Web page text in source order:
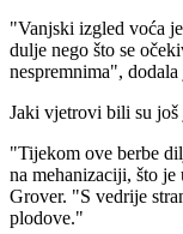
"Vanjski izgled voća
dulje nego što se
nespremnima", dodala
Jaki vjetrovi bili su još
"Tijekom ove berbe
na mehanizaciji, što
Grover. "S vedrije
plodove."